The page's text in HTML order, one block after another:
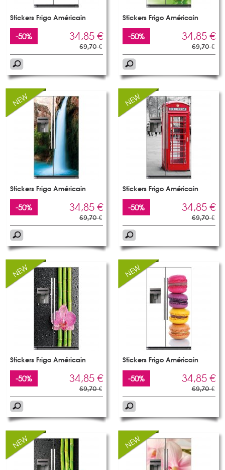
Stickers Frigo Américain
-50% 34,85 €
69,70 €
Stickers Frigo Américain
-50% 34,85 €
69,70 €
Stickers Frigo Américain
-50% 34,85 €
69,70 €
Stickers Frigo Américain
-50% 34,85 €
69,70 €
Stickers Frigo Américain
-50% 34,85 €
69,70 €
Stickers Frigo Américain
-50% 34,85 €
69,70 €